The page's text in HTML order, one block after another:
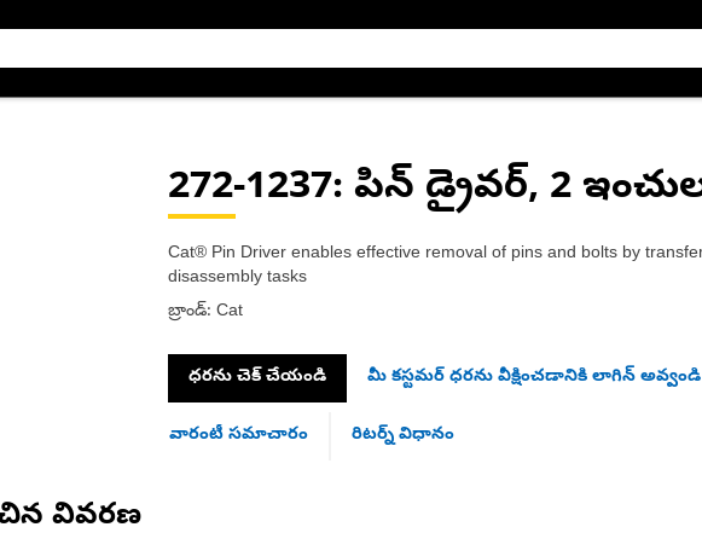
272-1237: పిన్ డ్రైవర్, 2
Cat® Pin Driver enables effective removal of pins and bolts by
disassembly tasks
బ్రాండ్: Cat
ధరను చెక్ చేయండి మీ కస్టమర్ ధరను వీక్షించడానికి లాగిన్ అవ్వండి
వారంటీ సమాచారం రిటర్న్ విధానం
వివరణ